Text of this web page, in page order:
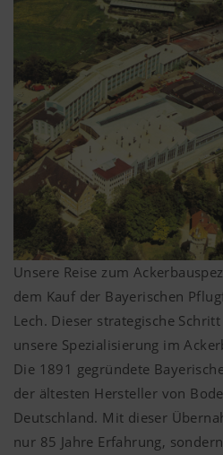
Unsere Reise zum
dem Kauf der Bayerischen
Lech. Dieser strategische
unsere Spezialisierung im
Die 1891 gegründete
der ältesten Hersteller von
Deutschland. Mit dieser
nur 85 Jahre Erfahrung,